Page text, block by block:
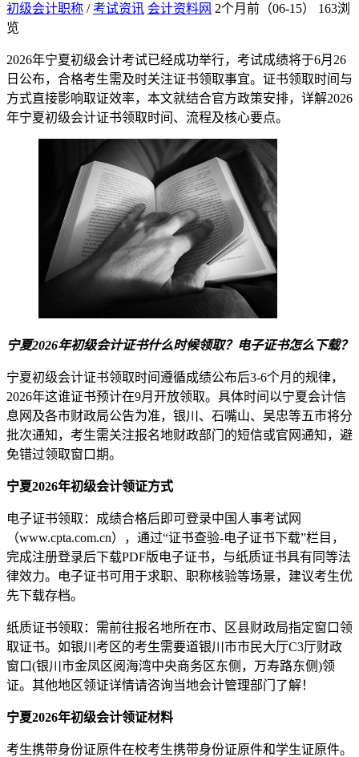
初级会计职称 /考试资讯 会计资料网 2个月前（06-15）
163浏
览
2026年宁夏初级会计考试已经成功举行，考试成绩将于6月26
日公布，合格考生需及时关注证书领取事宜。证书领取时间与
方式直接影响取证效率，本文就结合官方政策安排，详解2026
年宁夏初级会计证书领取时间、流程及核心要点。
宁夏2026年初级会计证书什么时候领取？电子证书怎么下载？
宁夏初级会计证书领取时间遵循成绩公布后3-6个月的规律，
2026年这谁证书预计在9月开放领取。具体时间以宁夏会计信
息网及各市财政局公告为准，银川、石嘴山、吴忠等五市将分
批次通知，考生需关注报名地财政部门的短信或官网通知，避
免错过领取窗口期。
宁夏2026年初级会计领证方式
电子证书领取：成绩合格后即可登录中国人事考试网
（www.cpta.com.cn），通过“证书查验-电子证书下载”栏目，
完成注册登录后下载PDF版电子证书，与纸质证书具有同等法
律效力。电子证书可用于求职、职称核验等场景，建议考生优
先下载存档。
纸质证书领取：需前往报名地所在市、区县财政局指定窗口领
取证书。如银川考区的考生需要道银川市市民大厅C3厅财政
窗口(银川市金凤区阅海湾中央商务区东侧，万寿路东侧)领
证。其他地区领证详情请咨询当地会计管理部门了解！
宁夏2026年初级会计领证材料
考生携带身份证原件在校考生携带身份证原件和学生证原件。